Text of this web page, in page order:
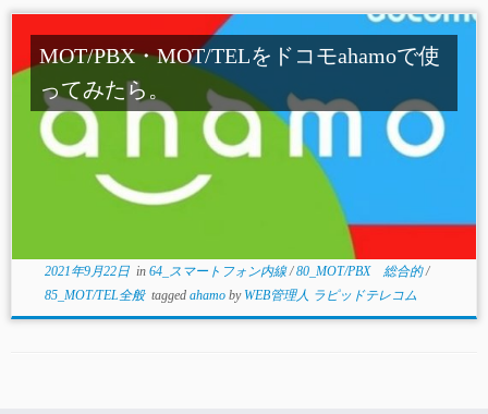
MOT/PBX・MOT/TELをドコモahamoで使
ってみたら。
2021年9月22日in 64_スマートフォン内線/80_MOT/PBX 総合的/
85_MOT/TEL全般 tagged ahamo by WEB管理人 ラピッドテレコム